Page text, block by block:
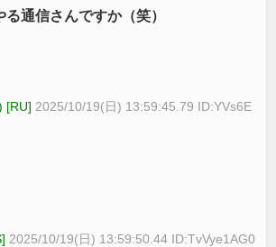
通信さんですか（笑）
[RU] 2025/10/19(日) 13:59:45.79 ID:YVs6E
2025/10/19(日) 13:59:50.44 ID:TvVye1AG0